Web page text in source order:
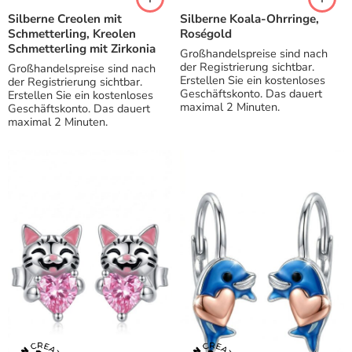
Silberne Creolen mit
Schmetterling, Kreolen
Schmetterling mit Zirkonia
Großhandelspreise sind nach
der Registrierung sichtbar.
Erstellen Sie ein kostenloses
Geschäftskonto. Das dauert
maximal 2 Minuten.
Silberne Koala-Ohrringe,
Roségold
Großhandelspreise sind nach
der Registrierung sichtbar.
Erstellen Sie ein kostenloses
Geschäftskonto. Das dauert
maximal 2 Minuten.